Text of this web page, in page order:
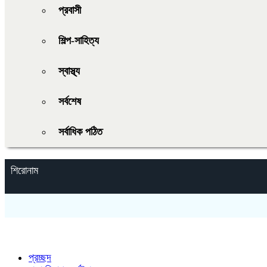
প্রবাসী
শিল্প-সাহিত্য
স্বাস্থ্য
সর্বশেষ
সর্বাধিক পঠিত
শিরোনাম
প্রচ্ছদ